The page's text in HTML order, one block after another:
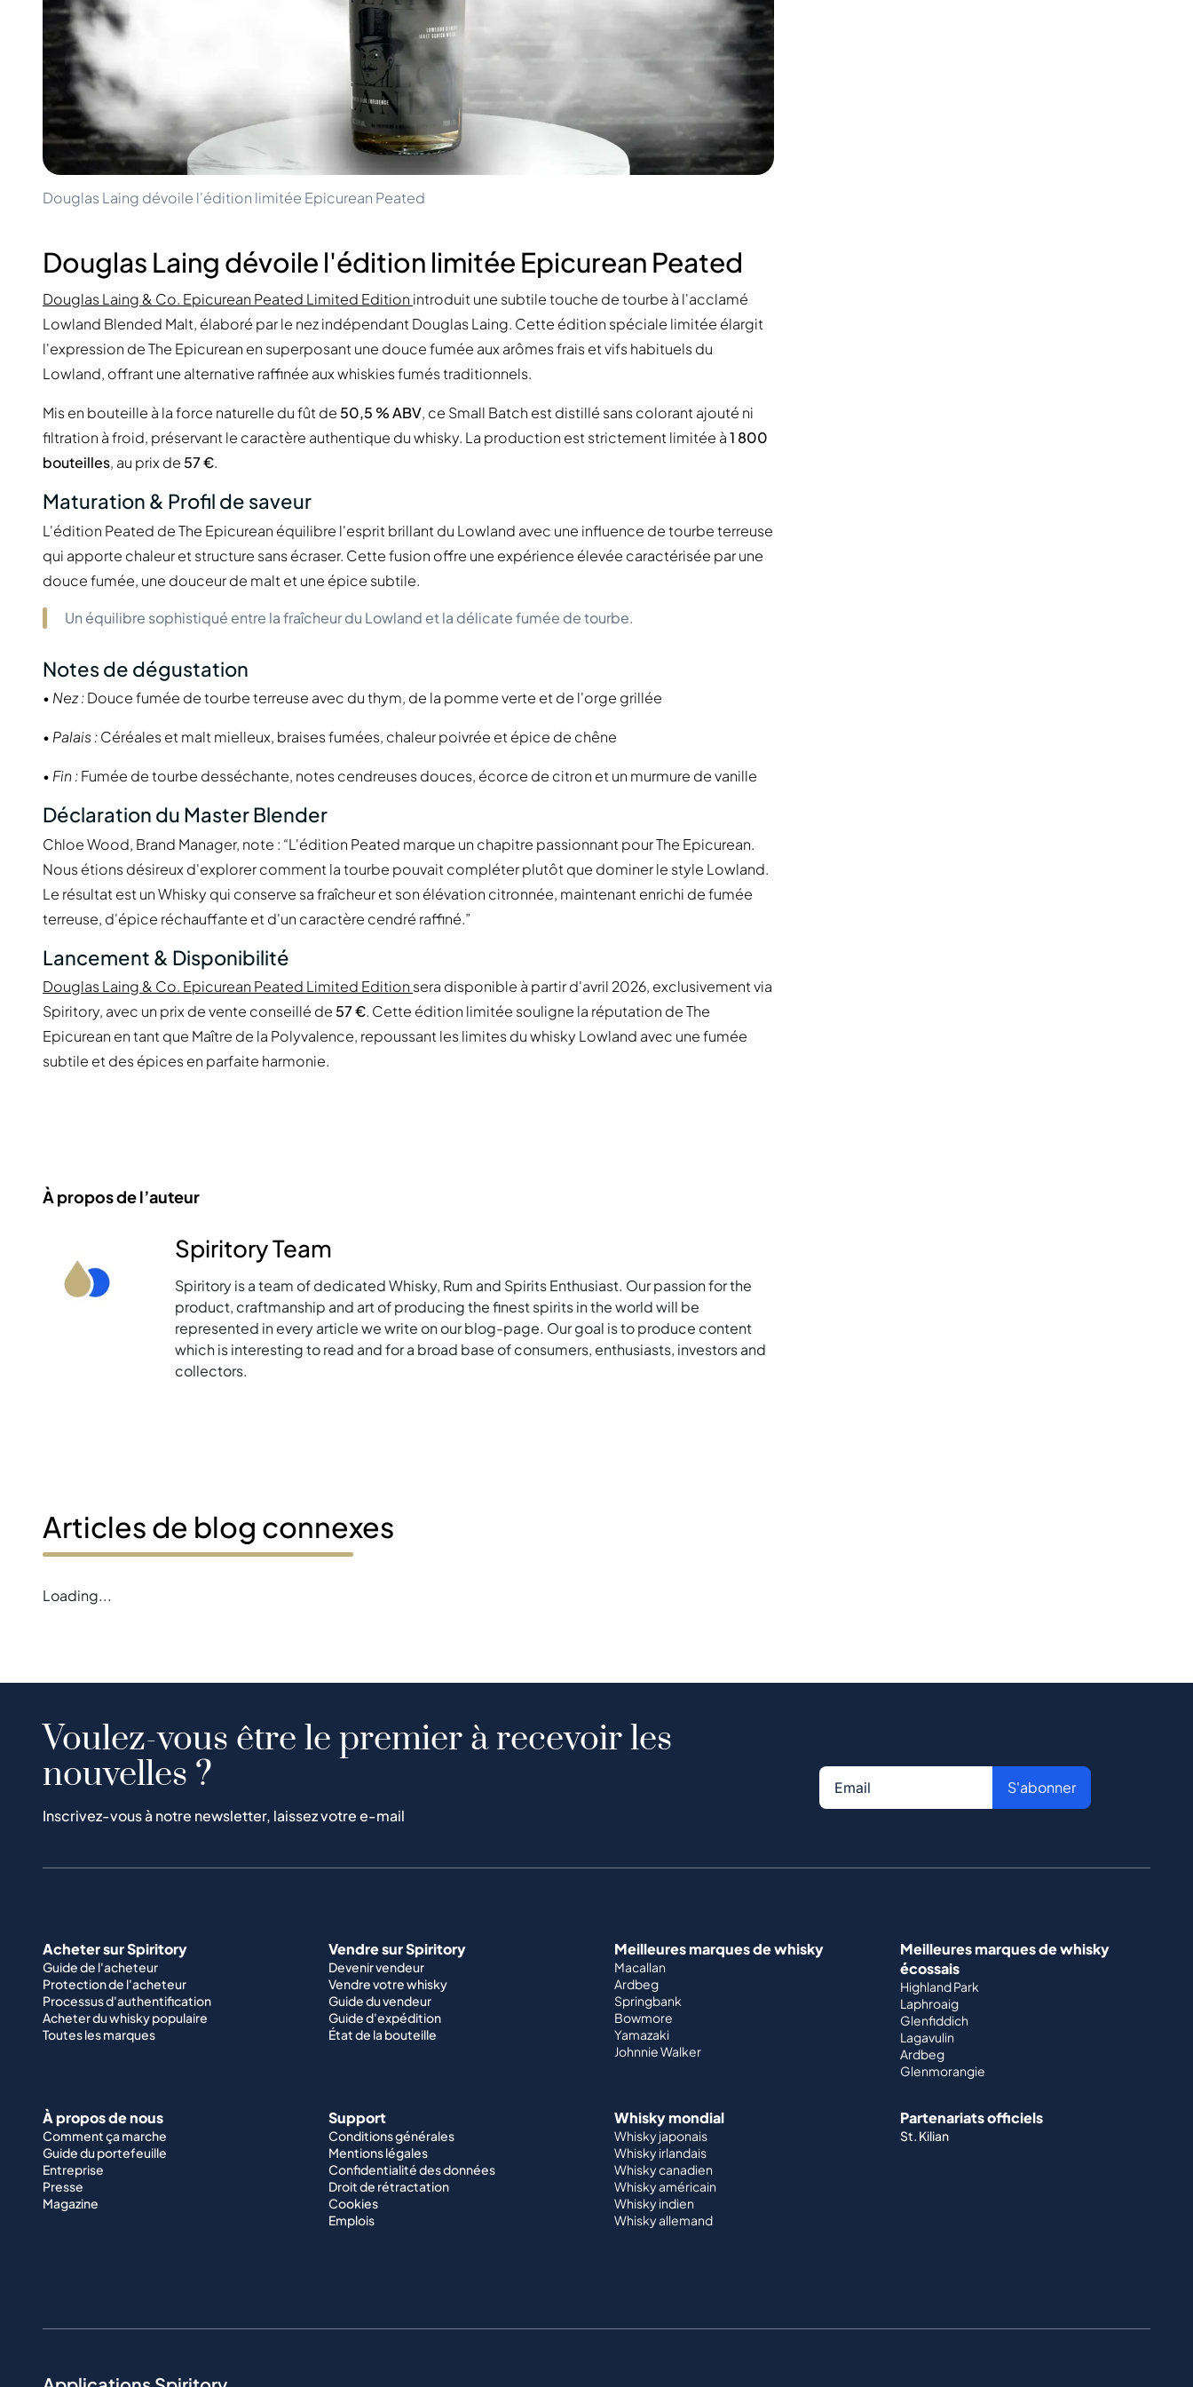
200-500€
Prochaines Sorties
Collections
Favoris des Clients
Rare & de Collection
Éditions Limitées
Distillerie Fermée
Whisky Doux
Hennessy
Martell
Monkey 47
Remy Martin
Ron Zacapa
Douglas Laing dévoile l'édition limitée Epicurean Peated
Douglas Laing dévoile l'édition limitée Epicurean Peated
Douglas Laing & Co. Epicurean Peated Limited Edition introduit une subtile touche de tourbe à l'acclamé
Lowland Blended Malt, élaboré par le nez indépendant Douglas Laing. Cette édition spéciale limitée élargit
l'expression de The Epicurean en superposant une douce fumée aux arômes frais et vifs habituels du
Lowland, offrant une alternative raffinée aux whiskies fumés traditionnels.
Mis en bouteille à la force naturelle du fût de 50,5 % ABV, ce Small Batch est distillé sans colorant ajouté ni
filtration à froid, préservant le caractère authentique du whisky. La production est strictement limitée à1 800
bouteilles, au prix de 57 €.
Maturation & Profil de saveur
L'édition Peated de The Epicurean équilibre l'esprit brillant du Lowland avec une influence de tourbe terreuse
qui apporte chaleur et structure sans écraser. Cette fusion offre une expérience élevée caractérisée par une
douce fumée, une douceur de malt et une épice subtile.
Un équilibre sophistiqué entre la fraîcheur du Lowland et la délicate fumée de tourbe.
Notes de dégustation
• Nez :Douce fumée de tourbe terreuse avec du thym, de la pomme verte et de l'orge grillée
• Palais :Céréales et malt mielleux, braises fumées, chaleur poivrée et épice de chêne
• Fin :Fumée de tourbe desséchante, notes cendreuses douces, écorce de citron et un murmure de vanille
Déclaration du Master Blender
Chloe Wood, Brand Manager, note : “L'édition Peated marque un chapitre passionnant pour The Epicurean.
Nous étions désireux d'explorer comment la tourbe pouvait compléter plutôt que dominer le style Lowland.
Le résultat est un Whisky qui conserve sa fraîcheur et son élévation citronnée, maintenant enrichi de fumée
terreuse, d'épice réchauffante et d'un caractère cendré raffiné.”
Lancement & Disponibilité
Douglas Laing & Co. Epicurean Peated Limited Edition sera disponible à partir d'avril 2026, exclusivement via
Spiritory, avec un prix de vente conseillé de 57 €. Cette édition limitée souligne la réputation de The
Epicurean en tant que Maître de la Polyvalence, repoussant les limites du whisky Lowland avec une fumée
subtile et des épices en parfaite harmonie.
À propos de l’auteur
Spiritory Team
Spiritory is a team of dedicated Whisky, Rum and Spirits Enthusiast. Our passion for the
product, craftmanship and art of producing the finest spirits in the world will be
represented in every article we write on our blog-page. Our goal is to produce content
which is interesting to read and for a broad base of consumers, enthusiasts, investors and
collectors.
Articles de blog connexes
Loading...
Voulez-vous être le premier à recevoir les
nouvelles ?
Inscrivez-vous à notre newsletter, laissez votre e-mail
S'abonner
Acheter sur Spiritory
Guide de l'acheteur
Protection de l'acheteur
Processus d'authentification
Acheter du whisky populaire
Toutes les marques
Vendre sur Spiritory
Devenir vendeur
Vendre votre whisky
Guide du vendeur
Guide d'expédition
État de la bouteille
Meilleures marques de whisky
Macallan
Ardbeg
Springbank
Bowmore
Yamazaki
Johnnie Walker
Meilleures marques de whisky
écossais
Highland Park
Laphroaig
Glenfiddich
Lagavulin
Ardbeg
Glenmorangie
À propos de nous
Comment ça marche
Guide du portefeuille
Entreprise
Presse
Magazine
Support
Conditions générales
Mentions légales
Confidentialité des données
Droit de rétractation
Cookies
Emplois
Whisky mondial
Whisky japonais
Whisky irlandais
Whisky canadien
Whisky américain
Whisky indien
Whisky allemand
Partenariats officiels
St. Kilian